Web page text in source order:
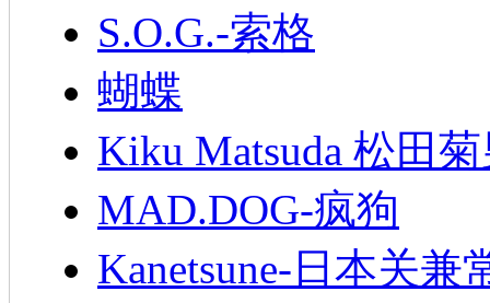
S.O.G.-索格
蝴蝶
Kiku Matsuda 松田
MAD.DOG-疯狗
Kanetsune-日本关兼